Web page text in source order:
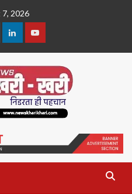
2026
LinkedinYoutube